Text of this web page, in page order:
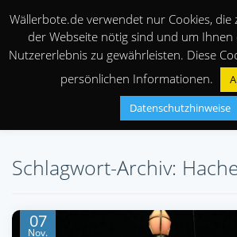
Schlagwort-Archiv:
07
Nov.
Wällerbote.de verwendet nur Cookies, die
der Webseite nötig sind und um Ihnen
Nutzererlebnis zu gewährleisten. Diese
persönlichen Informationen.
Datenschutzhinweise